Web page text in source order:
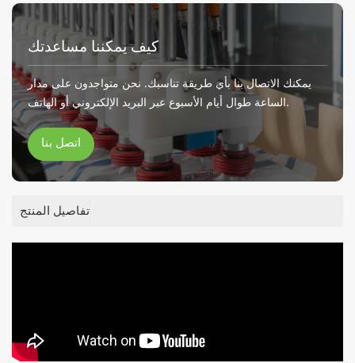
كيف يمكننا مساعدتك
يمكنك الاتصال بنا بأي طريقة تناسبك. نحن متواجدون على مدار
الساعة طوال أيام الأسبوع عبر البريد الإلكتروني أو الهاتف.
اتصل بنا
تفاصيل المنتج